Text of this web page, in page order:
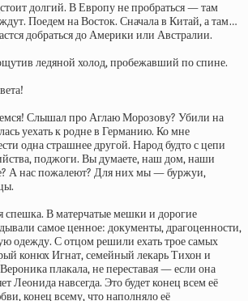
долгий. В Европу не пробраться — там
Поедем на Восток. Сначала в Китай, а там…
добраться до Америки или Австралии.
ледяной холод, пробежавший по спине.
Слышал про Аглаю Морозову? Убили на
уехать к родне в Германию. Ко мне
одна страшнее другой. Народ будто с цепи
поджоги. Вы думаете, наш дом, наши
А нас пожалеют? Для них мы — буржуи,
спешка. В матерчатые мешки и дорогие
самое ценное: документы, драгоценности,
одежду. С отцом решили ехать трое самых
конюх Игнат, семейный лекарь Тихон и
плакала, не переставая — если она
Леонида навсегда. Это будет конец всем её
конец всему, что наполняло её